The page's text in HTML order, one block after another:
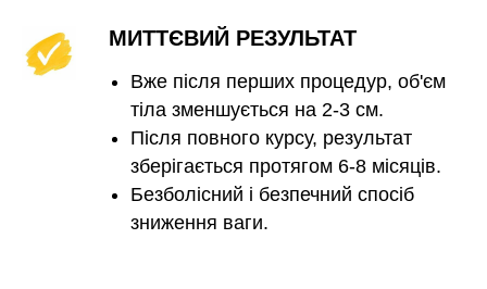
МИТТЄВИЙ РЕЗУЛЬТАТ
Вже після перших процедур, об'єм
тіла зменшується на 2-3 см.
Після повного курсу, результат
зберігається протягом 6-8 місяців.
Безболісний і безпечний спосіб
зниження ваги.